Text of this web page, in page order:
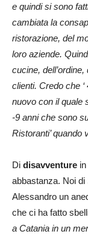
e quindi si sono
cambiata la
ristorazione, del
loro aziende.
cucine,
clienti. Credo che
nuovo con il quale
-9 anni che sono
Ristoranti’ quando
Di disavventure
abbastanza. Noi
Alessandro un
che ci ha fatto
a Catania in un